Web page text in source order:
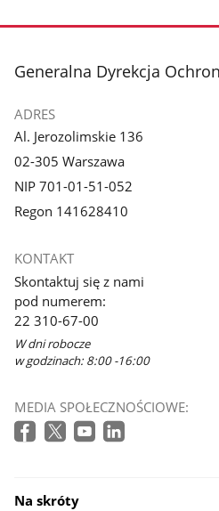
stopka
Generalna Dyrekcja
ADRES
Al. Jerozolimskie 136
02-305 Warszawa
NIP 701-01-51-052
Regon 141628410
KONTAKT
Skontaktuj się z nami
pod numerem:
22 310-67-00
W dni robocze
w godzinach: 8:00 -16:00
MEDIA SPOŁECZNOŚCIOWE:
Na skróty